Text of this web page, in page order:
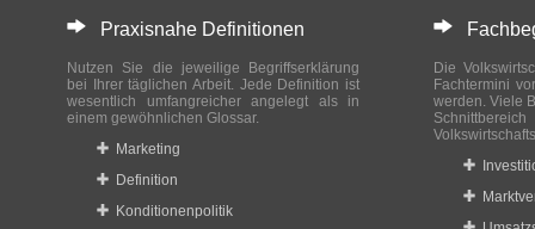
Praxisnahe Definitionen
Nutzen Sie die jeweilige Begriffserklärung
bei Ihrer täglichen Arbeit. Jede Definition ist
wesentlich umfangreicher angelegt als in
einem gewöhnlichen Glossar.
Marketing
Definition
Konditionenpolitik
Die
Fachtermini
werden. Viele